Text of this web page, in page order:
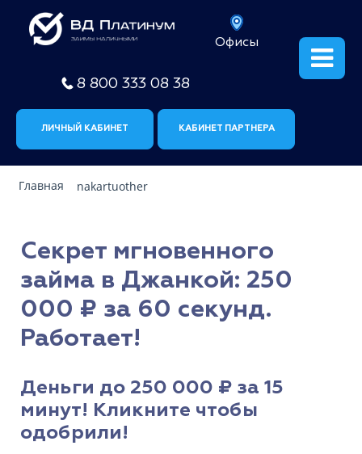
Офисы
8 800 333 08 38
ЛИЧНЫЙ КАБИНЕТ КАБИНЕТ ПАРТНЕРА
Главная nakartuother
Секрет мгновенного
займа в Джанкой: 250
000 ₽ за 60 секунд.
Работает!
Деньги до 250 000 ₽ за 15
минут! Кликните чтобы
одобрили!